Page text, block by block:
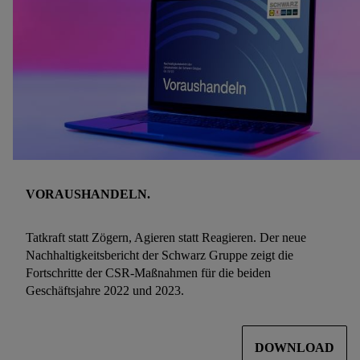
VORAUSHANDELN.
Tatkraft statt Zögern, Agieren statt Reagieren. Der neue
Nachhaltigkeitsbericht der Schwarz Gruppe zeigt die
Fortschritte der CSR-Maßnahmen für die beiden
Geschäftsjahre 2022 und 2023.
DOWNLOAD